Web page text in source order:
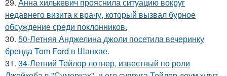
недавнего визита к врачу, который вызвал бурное
обсуждение среди поклонников.
30. 50-Летняя Анджелина джоли посетила вечеринку
бренда Tom Ford в Шанхае.
31. 34-Летний Тейлор лотнер, известный по роли